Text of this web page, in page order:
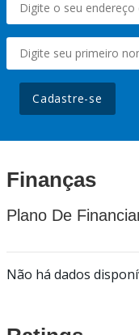
Cadastre-se
Finanças
Plano De
Não há dados